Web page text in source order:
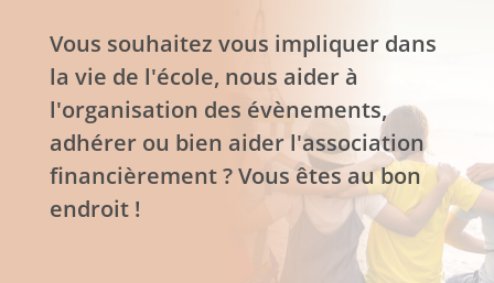
Vous souhaitez vous impliquer dans
la vie de l'école, nous aider à
l'organisation des évènements,
adhérer ou bien aider l'association
financièrement ? Vous êtes au bon
endroit !